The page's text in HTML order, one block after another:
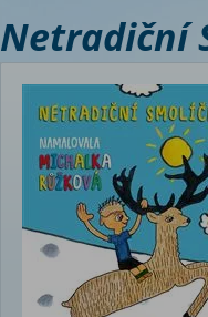
Netradiční